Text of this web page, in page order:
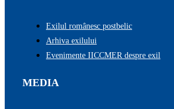
Exilul românesc postbelic
Arhiva exilului
Evenimente IICCMER despre exil
MEDIA